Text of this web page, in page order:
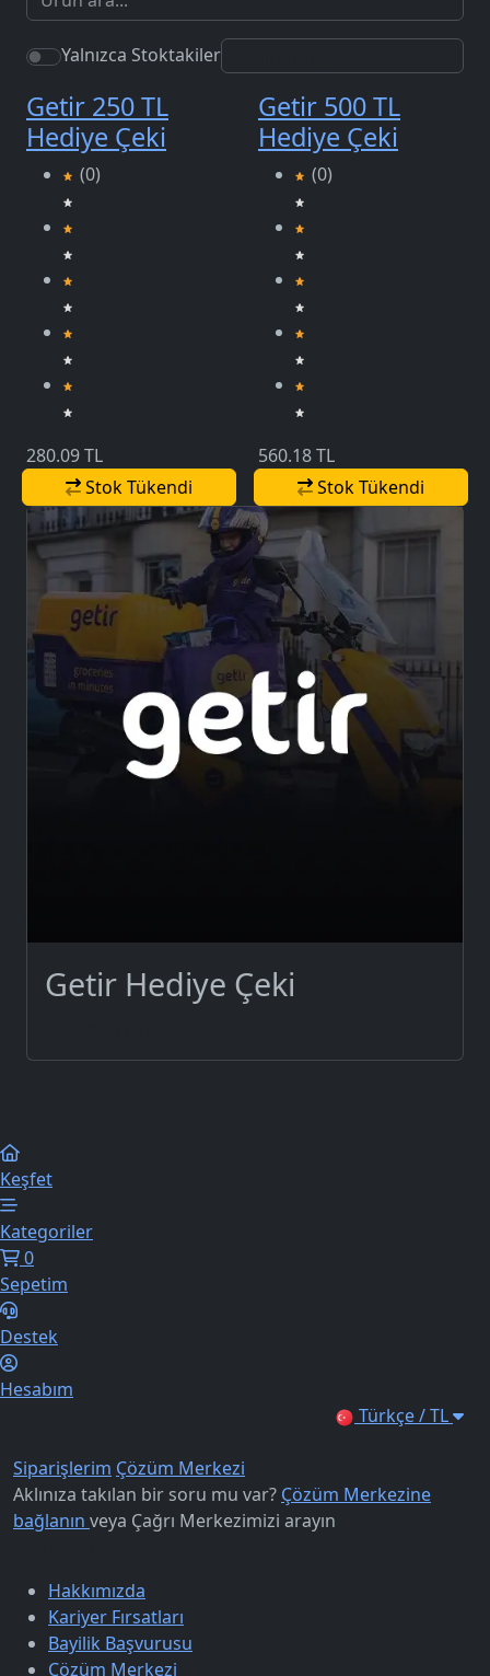
Yalnızca Stoktakiler
Getir 250 TL
Hediye Çeki
(0)
280.09 TL
Stok Tükendi
Getir 500 TL
Hediye Çeki
(0)
560.18 TL
Stok Tükendi
Getir Hediye Çeki
Keşfet
Kategoriler
0
Sepetim
Destek
Hesabım
Türkçe / TL
Siparişlerim Çözüm Merkezi
Aklınıza takılan bir soru mu var? Çözüm Merkezine
bağlanın veya Çağrı Merkezimizi arayın
Hakkımızda
Kariyer Fırsatları
Bayilik Başvurusu
Çözüm Merkezi